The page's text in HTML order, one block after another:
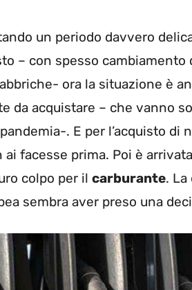
un periodo davvero
– con spesso cambiamento
ora la situazione è
da acquistare – che vanno
. E per l’acquisto di
facesse prima. Poi è
colpo per il carburante.
sembra aver preso una